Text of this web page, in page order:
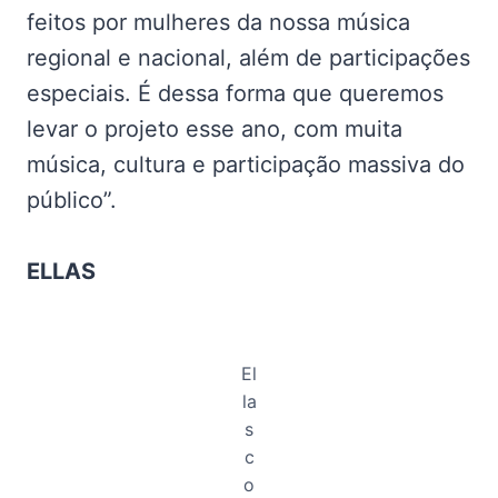
feitos por mulheres da nossa música
regional e nacional, além de participações
especiais. É dessa forma que queremos
levar o projeto esse ano, com muita
música, cultura e participação massiva do
público”.
ELLAS
El
la
s
c
o